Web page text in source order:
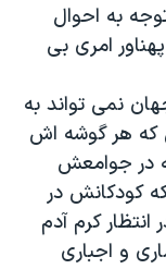
به احوال
امری بی
نمی تواند به
که هر گوشه اش
در جوامعش
کودکانش در
کرم آدم
و اجباری